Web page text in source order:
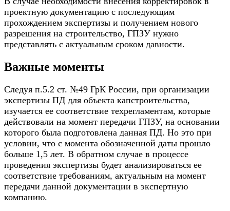
проектную документацию с последующим
прохождением экспертизы и получением нового
разрешения на строительство, ГПЗУ нужно
представлять с актуальным сроком давности.
Важные моменты
Следуя п.5.2 ст. №49 ГрК России, при организации
экспертизы ПД для объекта капстроительства,
изучается ее соответствие техрегламентам, которые
действовали на момент передачи ГПЗУ, на основании
которого была подготовлена данная ПД. Но это при
условии, что с момента обозначенной даты прошло
больше 1,5 лет. В обратном случае в процессе
проведения экспертизы будет анализироваться ее
соответствие требованиям, актуальным на момент
передачи данной документации в экспертную
компанию.